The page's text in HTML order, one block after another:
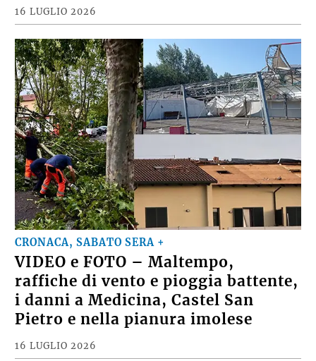
16 LUGLIO 2026
CRONACA, SABATO SERA +
VIDEO e FOTO – Maltempo,
raffiche di vento e pioggia battente,
i danni a Medicina, Castel San
Pietro e nella pianura imolese
16 LUGLIO 2026